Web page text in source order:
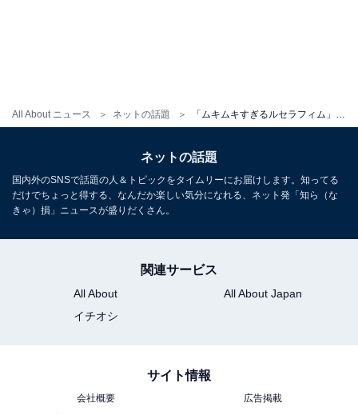
All About ニュース ネットの話題 「ムキムキすぎるルセラフィム」インフルエンサー、宮脇咲良似？ の女装姿を披露！ 「顔は可愛いのに」
ネットの話題
国内外のSNSで話題の人＆トピックをタイムリーにお届けします。知ってる
だけでちょっと得する、なんだか楽しい気分になれる、ネット発「知ら（な
きゃ）損」ニュースが盛りだくさん。
関連サービス
All About
All About Japan
イチオシ
サイト情報
会社概要
広告掲載